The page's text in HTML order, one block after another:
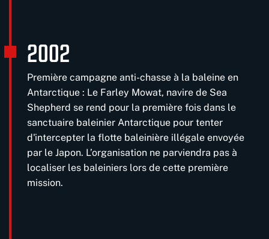
2002
Première campagne anti-chasse à la baleine en
Antarctique : Le Farley Mowat, navire de Sea
Shepherd se rend pour la première fois dans le
sanctuaire baleinier Antarctique pour tenter
d'intercepter la flotte baleinière illégale envoyée
par le Japon. L’organisation ne parviendra pas à
localiser les baleiniers lors de cette première
mission.